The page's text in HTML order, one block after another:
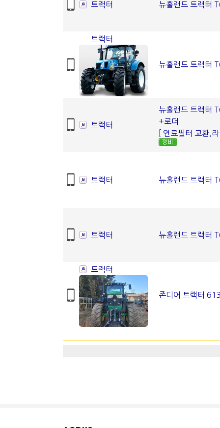
트랙터 뉴홀랜드 트랙터
트랙터
뉴홀랜드 트랙터
트랙터
뉴홀랜드 트랙터
+로더
[ 연료필터 교환,
트랙터 뉴홀랜드 트랙터
트랙터 뉴홀랜드 트랙터
트랙터
존디어 트랙터